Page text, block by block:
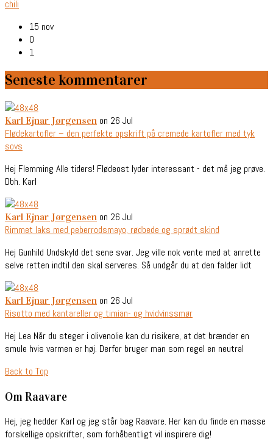
chili
15 nov
0
1
Seneste kommentarer
Karl Ejnar Jørgensen on 26 Jul
Flødekartofler – den perfekte opskrift på cremede kartofler med tyk
sovs
Hej Flemming Alle tiders! Flødeost lyder interessant - det må jeg prøve.
Dbh. Karl
Karl Ejnar Jørgensen on 26 Jul
Rimmet laks med peberrodsmayo, rødbede og sprødt skind
Hej Gunhild Undskyld det sene svar. Jeg ville nok vente med at anrette
selve retten indtil den skal serveres. Så undgår du at den falder lidt
Karl Ejnar Jørgensen on 26 Jul
Risotto med kantareller og timian- og hvidvinssmør
Hej Lea Når du steger i olivenolie kan du risikere, at det brænder en
smule hvis varmen er høj. Derfor bruger man som regel en neutral
Back to Top
Om Raavare
Hej, jeg hedder Karl og jeg står bag Raavare. Her kan du finde en masse
forskellige opskrifter, som forhåbentligt vil inspirere dig!